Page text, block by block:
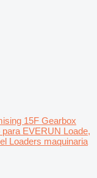
15F Gearbox
EVERUN Loade,
Loaders maquinaria